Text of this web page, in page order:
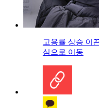
고용률 상승 이
심으로 이동